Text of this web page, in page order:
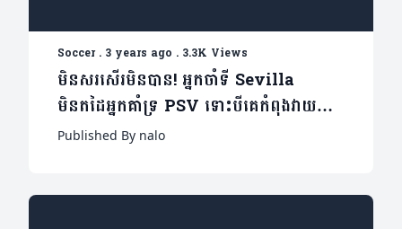
Soccer. 3 years ago . 3.3K Views
មិនសរសើរមិនបាន! អ្នកចាំទី Sevilla
មិនតដៃអ្នកគាំទ្រ PSV ទោះបីគេកំពុងវាយ
ប្រហារខ្លួន (មានវីដេអូ)
Published By nalo